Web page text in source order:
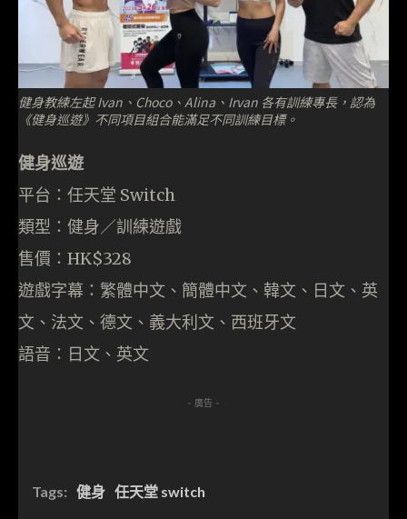
健身教練左起 Ivan、Choco、Alina、Irvan 各有訓練專長，認為
《健身巡遊》不同項目組合能滿足不同訓練目標。
健身巡遊
平台：任天堂 Switch
類型：健身／訓練遊戲
售價：HK$328
遊戲字幕：繁體中文、簡體中文、韓文、日文、英
文、法文、德文、義大利文、西班牙文
語音：日文、英文
- 廣告 -
Tags: 健身 任天堂 switch